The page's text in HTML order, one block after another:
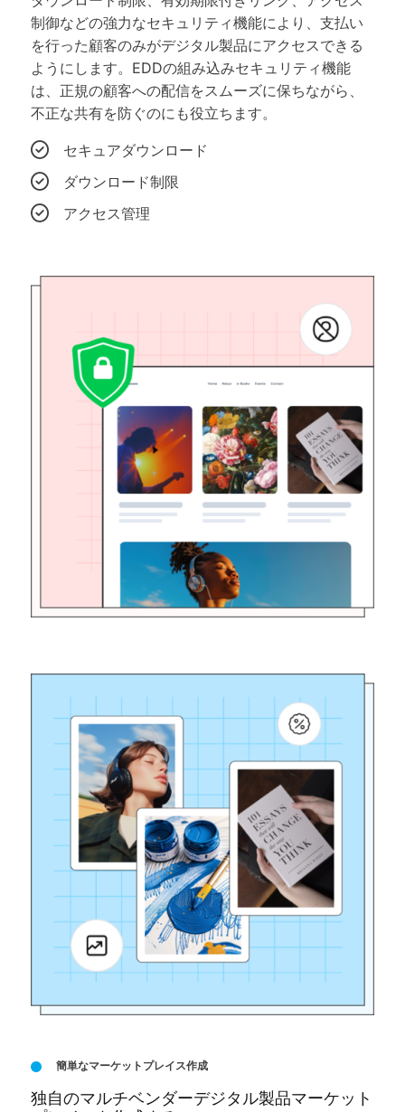
制御などの強力なセキュリティ機能により、支払い
を行った顧客のみがデジタル製品にアクセスできる
ようにします。EDDの組み込みセキュリティ機能
は、正規の顧客への配信をスムーズに保ちながら、
不正な共有を防ぐのにも役立ちます。
セキュアダウンロード
ダウンロード制限
アクセス管理
簡単なマーケットプレイス作成
独自のマルチベンダーデジタル製品マーケット